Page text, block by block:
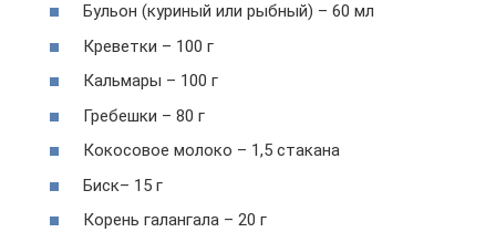
Бульон (куриный или рыбный) – 60 мл
Креветки – 100 г
Кальмары – 100 г
Гребешки – 80 г
Кокосовое молоко – 1,5 стакана
Биск– 15 г
Корень галангала – 20 г